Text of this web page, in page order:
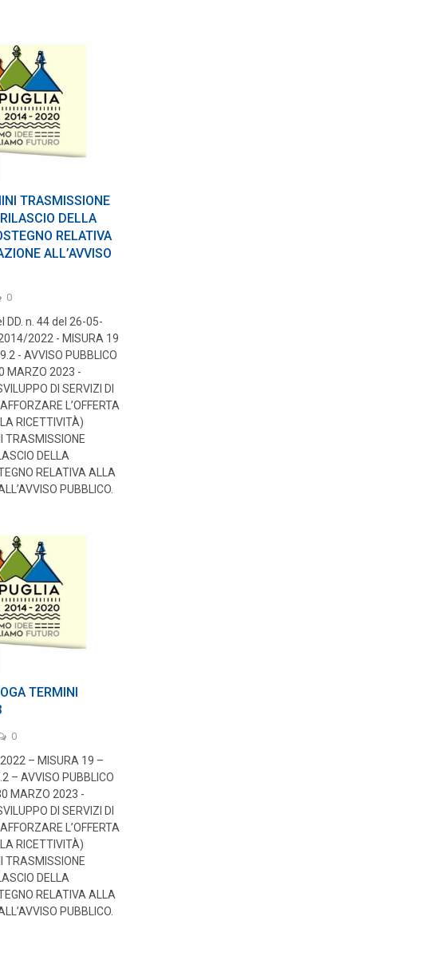
TRASMISSIONE
DELLA
RELATIVA
ALL’AVVISO
0
DD. n. 44 del 26-05-
2022 - MISURA 19
- AVVISO PUBBLICO
MARZO 2023 -
DI SERVIZI DI
L’OFFERTA
RICETTIVITÀ)
TRASMISSIONE
DELLA
RELATIVA ALLA
PUBBLICO.
TERMINI
0
– MISURA 19 –
– AVVISO PUBBLICO
MARZO 2023 -
DI SERVIZI DI
L’OFFERTA
RICETTIVITÀ)
TRASMISSIONE
DELLA
RELATIVA ALLA
PUBBLICO.